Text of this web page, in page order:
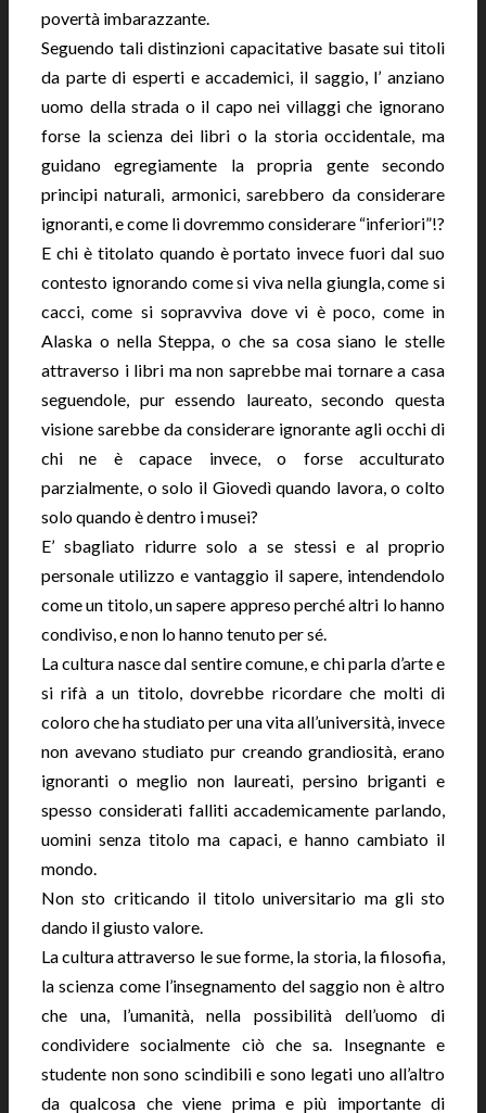
povertà imbarazzante.
Seguendo tali distinzioni capacitative basate sui titoli
da parte di esperti e accademici, il saggio, l’ anziano
uomo della strada o il capo nei villaggi che ignorano
forse la scienza dei libri o la storia occidentale, ma
guidano egregiamente la propria gente secondo
principi naturali, armonici, sarebbero da considerare
ignoranti, e come li dovremmo considerare “inferiori”!?
E chi è titolato quando è portato invece fuori dal suo
contesto ignorando come si viva nella giungla, come si
cacci, come si sopravviva dove vi è poco, come in
Alaska o nella Steppa, o che sa cosa siano le stelle
attraverso i libri ma non saprebbe mai tornare a casa
seguendole, pur essendo laureato, secondo questa
visione sarebbe da considerare ignorante agli occhi di
chi ne è capace invece, o forse acculturato
parzialmente, o solo il Giovedì quando lavora, o colto
solo quando è dentro i musei?
E’ sbagliato ridurre solo a se stessi e al proprio
personale utilizzo e vantaggio il sapere, intendendolo
come un titolo, un sapere appreso perché altri lo hanno
condiviso, e non lo hanno tenuto per sé.
La cultura nasce dal sentire comune, e chi parla d’arte e
si rifà a un titolo, dovrebbe ricordare che molti di
coloro che ha studiato per una vita all’università, invece
non avevano studiato pur creando grandiosità, erano
ignoranti o meglio non laureati, persino briganti e
spesso considerati falliti accademicamente parlando,
uomini senza titolo ma capaci, e hanno cambiato il
mondo.
Non sto criticando il titolo universitario ma gli sto
dando il giusto valore.
La cultura attraverso le sue forme, la storia, la filosofia,
la scienza come l’insegnamento del saggio non è altro
che una, l’umanità, nella possibilità dell’uomo di
condividere socialmente ciò che sa. Insegnante e
studente non sono scindibili e sono legati uno all’altro
da qualcosa che viene prima e più importante di